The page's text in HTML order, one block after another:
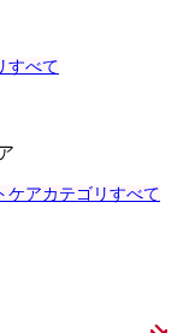
すべて
ケアカテゴリすべて